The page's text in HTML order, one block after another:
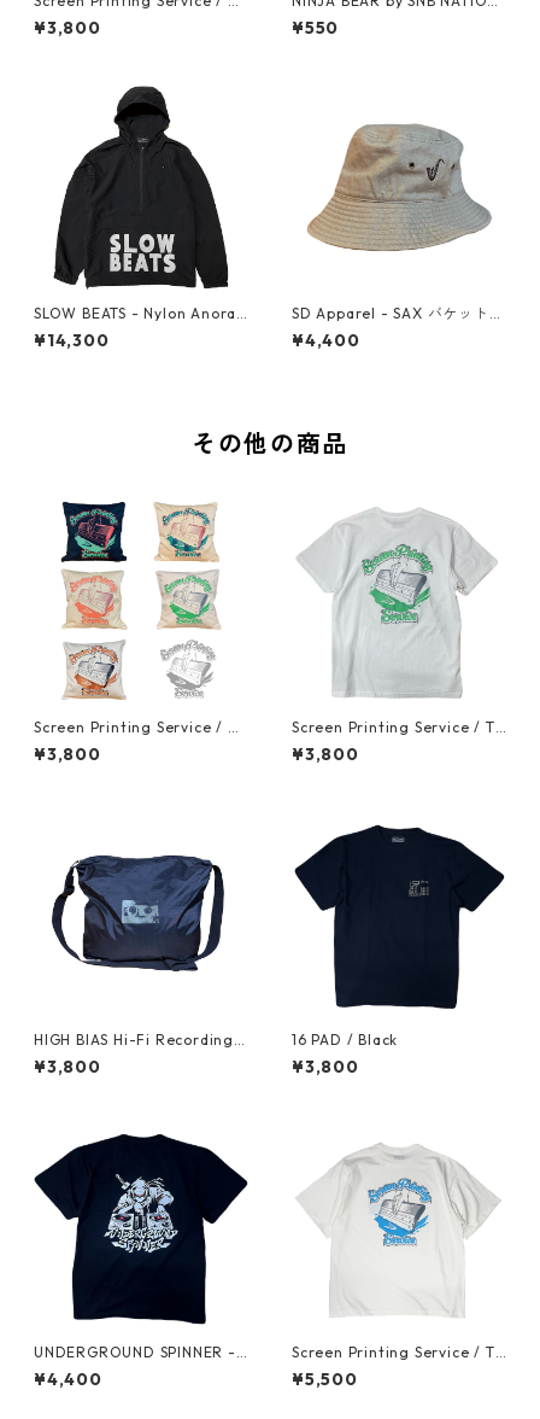
shion Cover
¥3,800
/ Sticker (2P Set)
¥550
SLOW BEATS - Nylon Anorak
Hoodie
¥14,300
SD Apparel - SAX バケットハ
ット（Khaki）
¥4,400
その他の商品
Screen Printing Service / Cu
shion Cover
¥3,800
Screen Printing Service / T-
shirt (White)
¥3,800
HIGH BIAS Hi-Fi Recording
Nylon Ripstop Shoulder Bag
¥3,800
16 PAD / Black
¥3,800
UNDERGROUND SPINNER -
NINJA DJ T-shirt (Black)
¥4,400
Screen Printing Service / T-
shirt (Vanilla White)
¥5,500